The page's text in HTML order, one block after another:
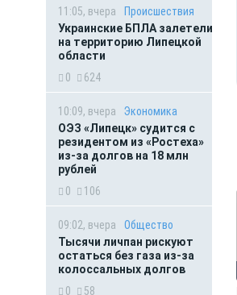
11:05, вчера
Происшествия
Украинские БПЛА залетели
на территорию Липецкой
области
0
624
10:09, вчера
Экономика
ОЭЗ «Липецк» судится с
резидентом из «Ростеха»
из-за долгов на 18 млн
рублей
0
106
09:02, вчера
Общество
Тысячи личпан рискуют
остаться без газа из-за
колоссальных долгов
0
58